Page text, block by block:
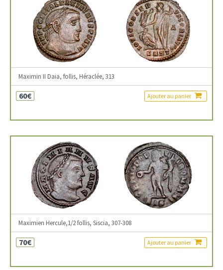
Maximin II Daia, follis, Héraclée, 313
60€ Ajouter au panier
Maximien Hercule,1/2 follis, Siscia, 307-308
70€ Ajouter au panier